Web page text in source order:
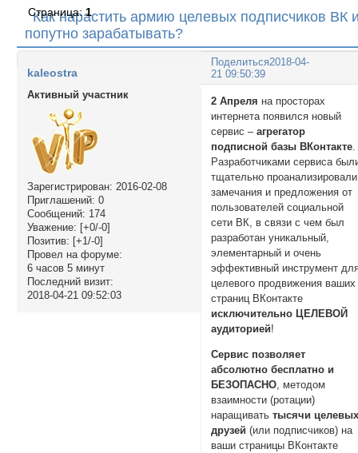
Как нарастить армию целевых подписчиков ВК
попутно зарабатывать?
Страница:1
Поделиться2018-04-
21 09:50:39
kaleostra
Активный участник
Зарегистрирован: 2016-02-08
Приглашений: 0
Сообщений: 174
Уважение: [+0/-0]
Позитив: [+1/-0]
Провел на форуме:
6 часов 5 минут
Последний визит:
2018-04-21 09:52:03
2 Апреля на просторах
интернета появился новый
сервис –агрегатор
подписной базы ВКонтакте
Разработчиками сервиса
тщательно проанализировали
замечания и предложения от
пользователей социальной
сети ВК, в связи с чем был
разработан уникальный,
элементарный и очень
эффективный инструмент
целевого продвижения ваших
страниц ВКонтакте
исключительно ЦЕЛЕВОЙ
аудиторией!
Сервис позволяет
абсолютно бесплатно и
БЕЗОПАСНО , методом
взаимности (ротации)
наращиватьтысячи
друзей (или подписчиков) на
ваши страницы ВКонтакте